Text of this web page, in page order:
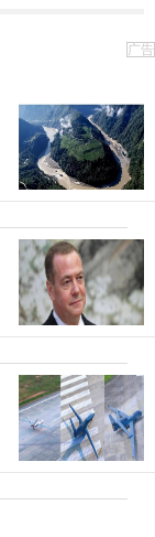
广告